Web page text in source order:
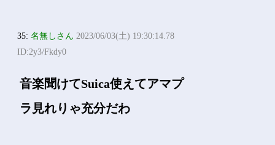
35:名無しさん 2023/06/03(土) 19:30:14.78
ID:2y3/Fkdy0
音楽聞けてSuica使えてアマプ
ラ見れりゃ充分だわ